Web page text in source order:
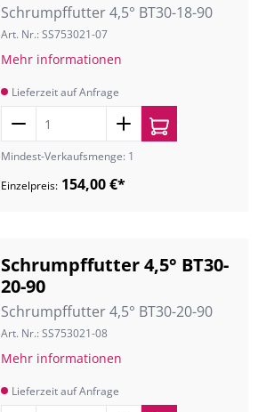
Schrumpffutter 4,5° BT30-18-90
Art. Nr.: SS753021-07
Mehr informationen
Lieferzeit auf Anfrage
Mindest-Verkaufsmenge: 1
Einzelpreis: 154,00 €*
Schrumpffutter 4,5° BT30-
20-90
Schrumpffutter 4,5° BT30-20-90
Art. Nr.: SS753021-08
Mehr informationen
Lieferzeit auf Anfrage